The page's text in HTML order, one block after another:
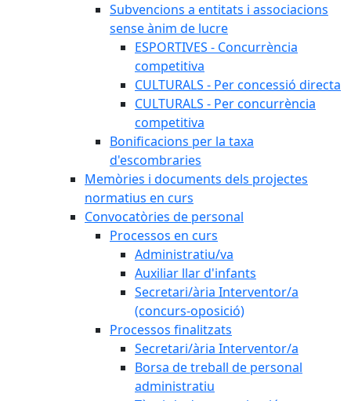
Subvencions a entitats i associacions
sense ànim de lucre
ESPORTIVES - Concurrència
competitiva
CULTURALS - Per concessió directa
CULTURALS - Per concurrència
competitiva
Bonificacions per la taxa
d'escombraries
Memòries i documents dels projectes
normatius en curs
Convocatòries de personal
Processos en curs
Administratiu/va
Auxiliar llar d'infants
Secretari/ària Interventor/a
(concurs-oposició)
Processos finalitzats
Secretari/ària Interventor/a
Borsa de treball de personal
administratiu